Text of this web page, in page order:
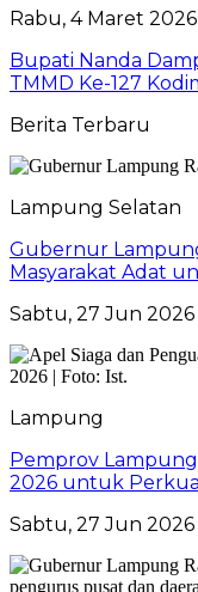
Rabu, 4 Maret 2026
Bupati Nanda
TMMD Ke-127
Berita Terbaru
Lampung Selatan
Gubernur
Masyarakat Adat
Sabtu, 27 Jun 2026
Lampung
Pemprov
2026 untuk
Sabtu, 27 Jun 2026